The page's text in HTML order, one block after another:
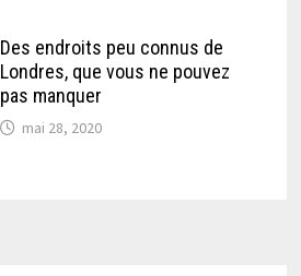
Des endroits peu connus de
Londres, que vous ne pouvez
pas manquer
mai 28, 2020